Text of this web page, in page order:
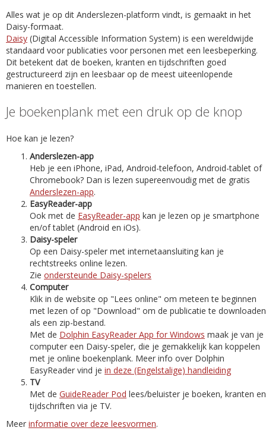
Alles wat je op dit Anderslezen-platform vindt, is gemaakt in het
Daisy-formaat.
Daisy (Digital Accessible Information System) is een wereldwijde
standaard voor publicaties voor personen met een leesbeperking.
Dit betekent dat de boeken, kranten en tijdschriften goed
gestructureerd zijn en leesbaar op de meest uiteenlopende
manieren en toestellen.
Je boekenplank met een druk op de knop
Hoe kan je lezen?
Anderslezen-app
Heb je een iPhone, iPad, Android-telefoon, Android-tablet of
Chromebook? Dan is lezen supereenvoudig met de gratis
Anderslezen-app.
EasyReader-app
Ook met de EasyReader-app kan je lezen op je smartphone
en/of tablet (Android en iOs).
Daisy-speler
Op een Daisy-speler met internetaansluiting kan je
rechtstreeks online lezen.
Zie ondersteunde Daisy-spelers
Computer
Klik in de website op "Lees online" om meteen te beginnen
met lezen of op "Download" om de publicatie te downloaden
als een zip-bestand.
Met de Dolphin EasyReader App for Windows maak je van je
computer een Daisy-speler, die je gemakkelijk kan koppelen
met je online boekenplank. Meer info over Dolphin
EasyReader vind je in deze (Engelstalige) handleiding
TV
Met de GuideReader Pod lees/beluister je boeken, kranten en
tijdschriften via je TV.
Meer informatie over deze leesvormen.